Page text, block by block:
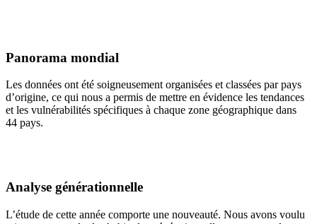
Panorama mondial
Les données ont été soigneusement organisées et classées par pays
d’origine, ce qui nous a permis de mettre en évidence les tendances
et les vulnérabilités spécifiques à chaque zone géographique dans
44 pays.
Analyse générationnelle
L’étude de cette année comporte une nouveauté. Nous avons voulu